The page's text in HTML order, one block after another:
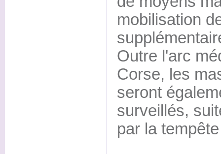
mobilisation
Outre l'arc
Corse, les
seront
surveillés,
par la